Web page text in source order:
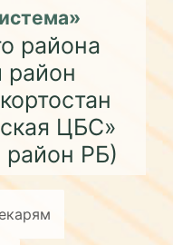
района
район
ЦБС»
район РБ)